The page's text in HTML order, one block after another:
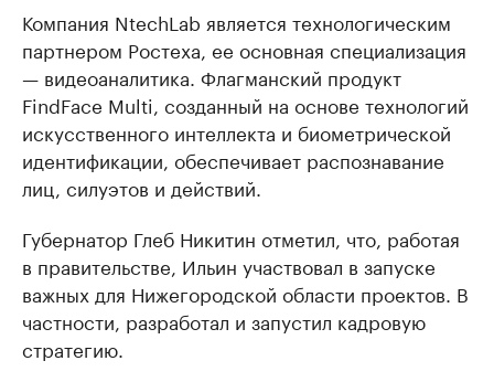
Компания NtechLab является технологическим
партнером Ростеха, ее основная специализация
— видеоаналитика. Флагманский продукт
FindFace Multi, созданный на основе технологий
искусственного интеллекта и биометрической
идентификации, обеспечивает распознавание
лиц, силуэтов и действий.
Губернатор Глеб Никитин отметил, что, работая
в правительстве, Ильин участвовал в запуске
важных для Нижегородской области проектов. В
частности, разработал и запустил кадровую
стратегию.